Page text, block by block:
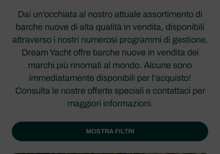
Dai un’occhiata al nostro attuale assortimento di
barche nuove di alta qualità in vendita, disponibili
attraverso i nostri numerosi programmi di gestione.
Dream Yacht offre barche nuove in vendita dei
marchi più rinomati al mondo. Alcune sono
immediatamente disponibili per l’acquisto!
Consulta le nostre offerte speciali e contattaci per
maggiori informazioni.
MOSTRA FILTRI